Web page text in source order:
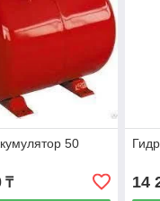
50
₸ 14